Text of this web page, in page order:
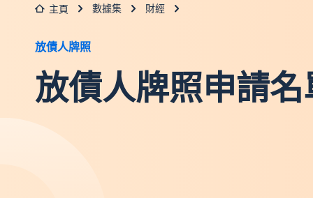
主頁 數據集 財經
放債人牌照
放債人牌照申請名